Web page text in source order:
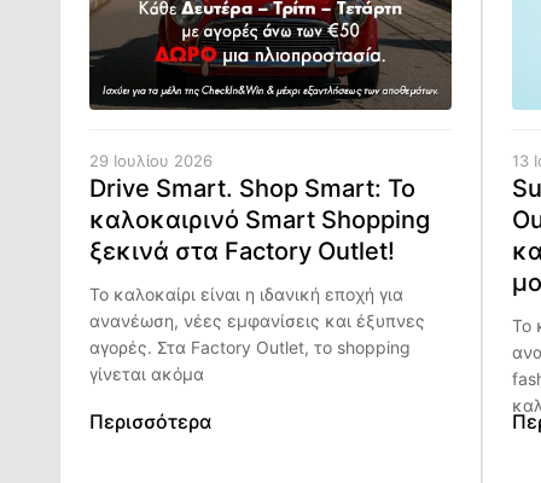
29 Ιουλίου 2026
Drive Smart. Shop Smart: Το
καλοκαιρινό Smart Shopping
ξεκινά στα Factory Outlet!
Το καλοκαίρι είναι η ιδανική εποχή για
ανανέωση, νέες εμφανίσεις και έξυπνες
αγορές. Στα Factory Outlet, το shopping
γίνεται ακόμα
Περισσότερα
13
Το